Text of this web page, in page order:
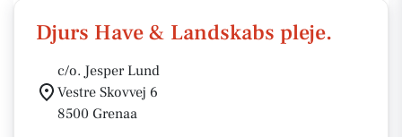
Djurs Have & Landskabs pleje.
c/o. Jesper Lund
Vestre Skovvej 6
8500 Grenaa